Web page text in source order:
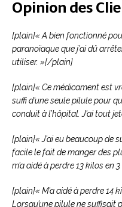
Opinion des
[plain]« A bien fonctionné
paranoïaque que j’ai dû
utiliser. »[/plain]
[plain]« Ce médicament est
suffi d’une seule pilule pour
conduit à l’hôpital. J’ai tout
[plain]« J’ai eu beaucoup de
facile le fait de manger des
m’a aidé à perdre 13 kilos en
[plain]« M’a aidé à perdre 14
Lorsqu’une pilule ne suffisait